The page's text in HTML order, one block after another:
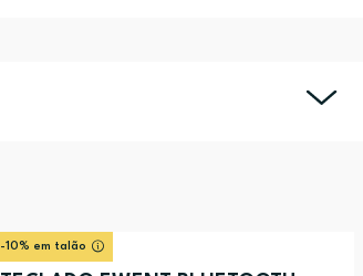
-10% em talão